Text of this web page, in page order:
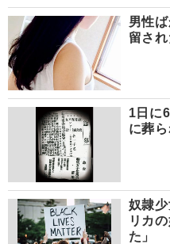
男性
留さ
1日に
に葬
奴隷
リカ
た」